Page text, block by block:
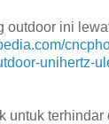
outdoor ini
unihertz-
untuk